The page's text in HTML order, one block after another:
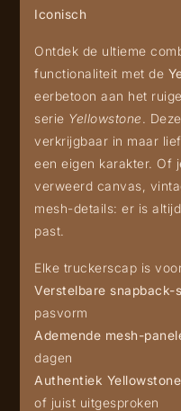
Iconisch
Ontdek de ultieme
functionaliteit met de
eerbetoon aan het
serie Yellowstone.
verkrijgbaar in maar
een eigen karakter. Of
verweerd canvas,
mesh-details: er is
past.
Elke truckerscap is
Verstelbare snapback-
pasvorm
Ademende mesh-
dagen
Authentiek
of juist uitgesproken